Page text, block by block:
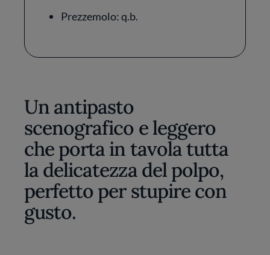
Prezzemolo: q.b.
Un antipasto
scenografico e leggero
che porta in tavola tutta
la delicatezza del polpo,
perfetto per stupire con
gusto.